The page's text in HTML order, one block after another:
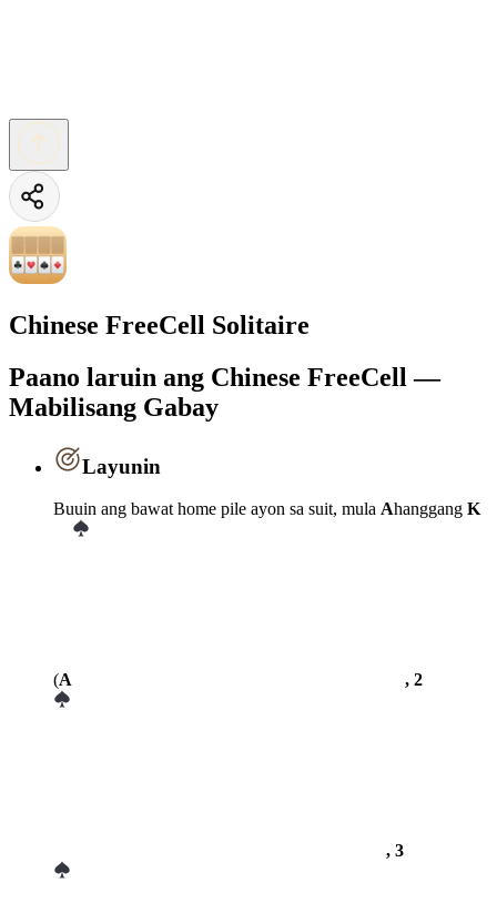
Chinese FreeCell Solitaire
Paano laruin ang Chinese FreeCell —
Mabilisang Gabay
Layunin
Buuin ang bawat home pile ayon sa suit, mula Ahanggang K
(A , 2
, 3